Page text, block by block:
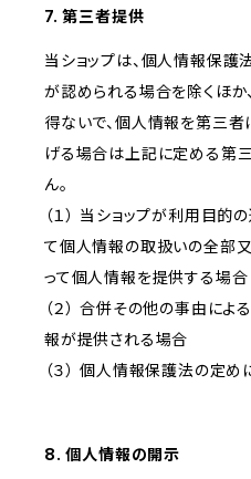
7. 第三者提供
当ショップは、個人情報保
が認められる場合を除くほ
得ないで、個人情報を第三者
げる場合は上記に定める第
ん。
（１） 当ショップが利用目
て個人情報の取扱いの全部
って個人情報を提供する場合
（２） 合併その他の事由に
報が提供される場合
（３） 個人情報保護法の定
8. 個人情報の開示